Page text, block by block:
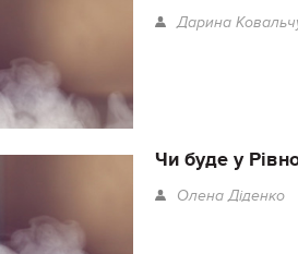
Дарина
Чи буде у
Олена Діденко